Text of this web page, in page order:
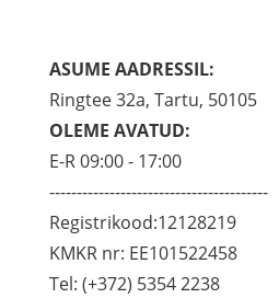
ASUME AADRESSIL:
Ringtee 32a, Tartu, 50105
OLEME AVATUD:
E-R 09:00 - 17:00
----------------------------------------
Registrikood:12128219
KMKR nr: EE101522458
Tel: (+372) 5354 2238